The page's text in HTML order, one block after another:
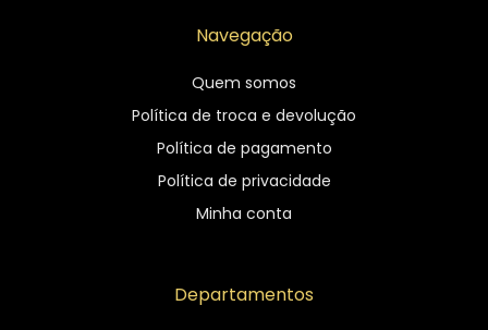
Navegação
Quem somos
Política de troca e devolução
Política de pagamento
Política de privacidade
Minha conta
Departamentos